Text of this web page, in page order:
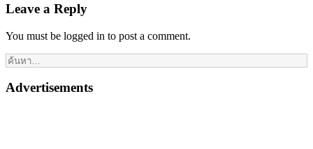
Leave a Reply
You must be logged in to post a comment.
Advertisements